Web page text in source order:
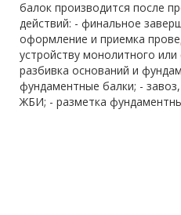
балок производится после
действий: - финальное
оформление и приемка
устройству монолитного
разбивка оснований и
фундаментные балки; -
ЖБИ; - разметка